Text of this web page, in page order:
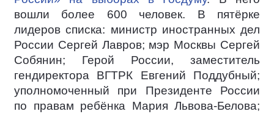
вошли более 600 человек. В пятёрке
лидеров списка: министр иностранных дел
России Сергей Лавров; мэр Москвы Сергей
Собянин; Герой России, заместитель
гендиректора ВГТРК Евгений Поддубный;
уполномоченный при Президенте России
по правам ребёнка Мария Львова-Белова;